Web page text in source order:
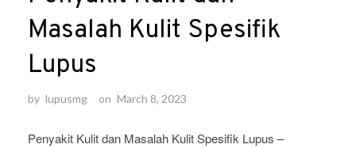
Masalah Kulit Spesifik
Lupus
by lupusmg on March 8, 2023
Penyakit Kulit dan Masalah Kulit Spesifik Lupus –